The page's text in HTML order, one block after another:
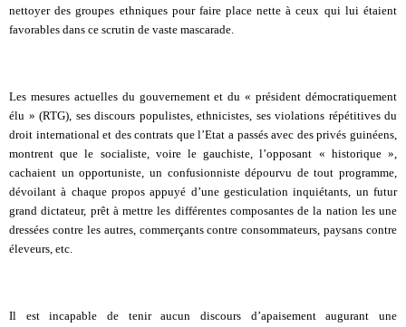
nettoyer des groupes ethniques pour faire place nette à ceux qui lui étaient
favorables dans ce scrutin de vaste mascarade.
Les mesures actuelles du gouvernement et du « président démocratiquement
élu » (RTG), ses discours populistes, ethnicistes, ses violations répétitives du
droit international et des contrats que l’Etat a passés avec des privés guinéens,
montrent que le socialiste, voire le gauchiste, l’opposant « historique »,
cachaient un opportuniste, un confusionniste dépourvu de tout programme,
dévoilant à chaque propos appuyé d’une gesticulation inquiétants, un futur
grand dictateur, prêt à mettre les différentes composantes de la nation les une
dressées contre les autres, commerçants contre consommateurs, paysans contre
éleveurs, etc.
Il est incapable de tenir aucun discours d’apaisement augurant une